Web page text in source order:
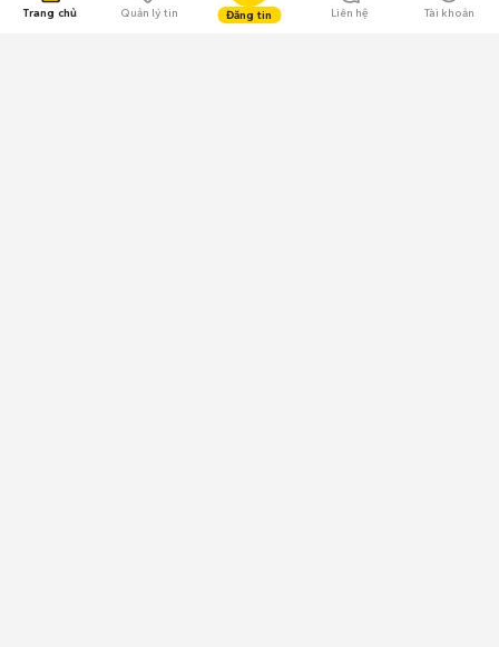
Trang chủ Quản lý tin Đăng tin Liên hệ Tài khoản